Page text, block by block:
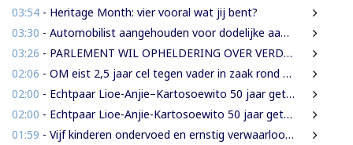
03:54 - Heritage Month: vier vooral wat jij bent?
03:30 - Automobilist aangehouden voor dodelijke aanrijding met voetganger en doorrijden na ongeval
03:26 - PARLEMENT WIL OPHELDERING OVER VERDWENEN INBESLAGGENOMEN LEVENSMIDDELEN
02:06 - OM eist 2,5 jaar cel tegen vader in zaak rond mishandeling en verwaarlozing
02:00 - Echtpaar Lioe-Anjie–Kartosoewito 50 jaar getrouwd
02:00 - Echtpaar Lioe-Anjie-Kartosoewito 50 jaar getrouwd
01:59 - Vijf kinderen ondervoed en ernstig verwaarloosd: 2,5 jaar cel geëist tegen vader